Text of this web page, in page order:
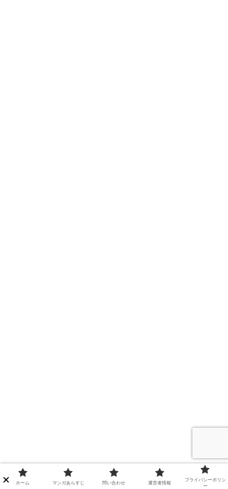
ホーム マンガあらすじ 問い合わせ 運営者情報
プライバシーポリシ
ー